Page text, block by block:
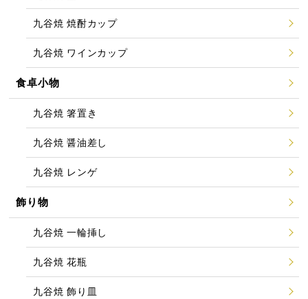
九谷焼 焼酎カップ
九谷焼 ワインカップ
食卓小物
九谷焼 箸置き
九谷焼 醤油差し
九谷焼 レンゲ
飾り物
九谷焼 一輪挿し
九谷焼 花瓶
九谷焼 飾り皿